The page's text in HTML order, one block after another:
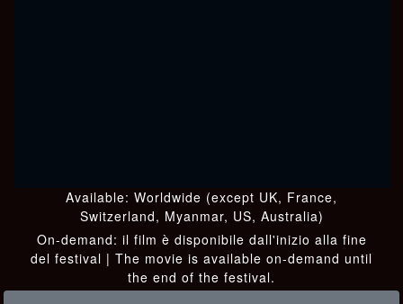
Worldwide (except UK, France,
Switzerland, Myanmar, US, Australia)